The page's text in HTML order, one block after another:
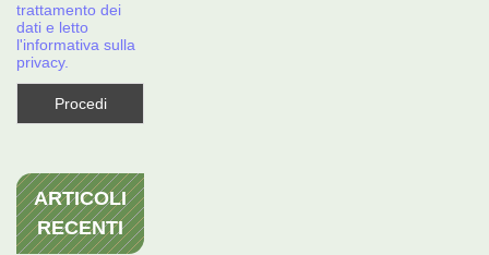
trattamento dei
dati e letto
l'informativa sulla
privacy.
ARTICOLI
RECENTI